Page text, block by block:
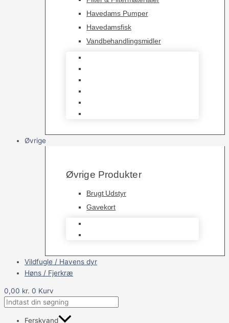
Havedams Pumper
Havedamsfisk
Vandbehandlingsmidler
Øvrige
Øvrige Produkter
Brugt Udstyr
Gavekort
Vildfugle / Havens dyr
Høns / Fjerkræ
0,00 kr. 0 Kurv
Ferskvand